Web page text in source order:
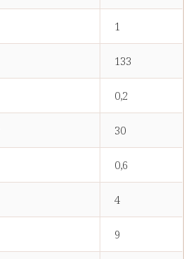
1
133
0,2
30
0,6
4
9